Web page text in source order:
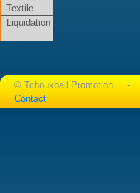
Textile
Liquidation
© Tchoukball Promotion -
Contact